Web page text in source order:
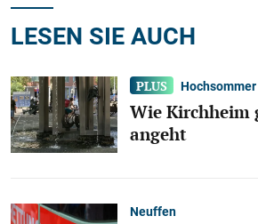
LESEN SIE AUCH
Hochsommer
Wie Kirchheim
angeht
Neuffen